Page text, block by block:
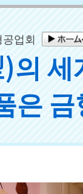
업회
의 세
은